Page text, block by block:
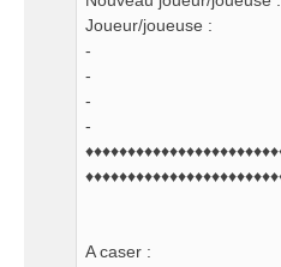
Joueur/joueuse :
-
-
-
-
A caser :